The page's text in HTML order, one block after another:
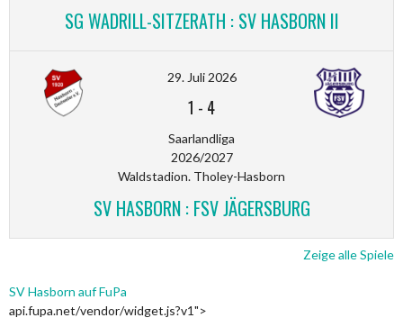
SG WADRILL-SITZERATH : SV HASBORN II
29. Juli 2026
1 - 4
Saarlandliga
2026/2027
Waldstadion. Tholey-Hasborn
SV HASBORN : FSV JÄGERSBURG
Zeige alle Spiele
SV Hasborn auf FuPa
api.fupa.net/vendor/widget.js?v1">